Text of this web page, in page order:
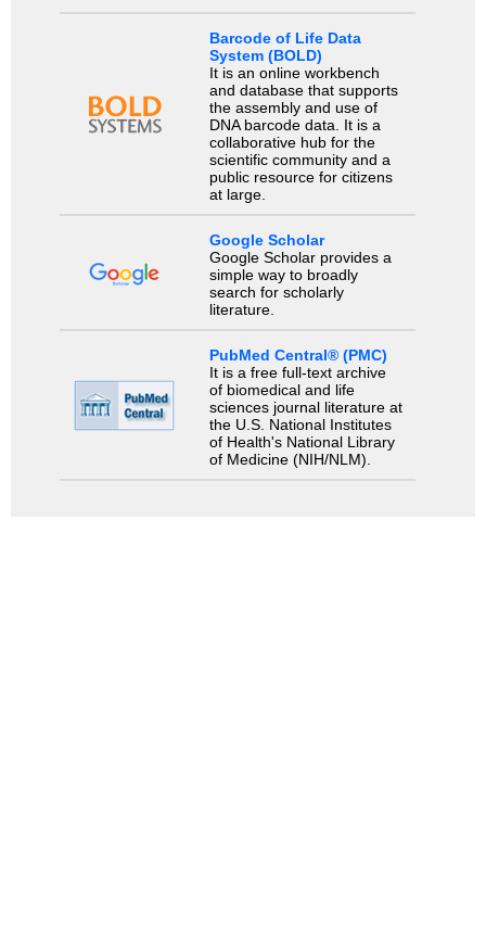
Barcode of Life Data
System (BOLD)
It is an online workbench
and database that supports
the assembly and use of
DNA barcode data. It is a
collaborative hub for the
scientific community and a
public resource for citizens
at large.
Google Scholar
Google Scholar provides a
simple way to broadly
search for scholarly
literature.
PubMed Central® (PMC)
It is a free full-text archive
of biomedical and life
sciences journal literature at
the U.S. National Institutes
of Health's National Library
of Medicine (NIH/NLM).